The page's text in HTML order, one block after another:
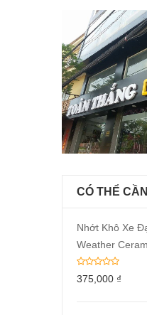
CÓ THỂ CẦN
Nhớt Khô Xe
Weather
375,000 ₫